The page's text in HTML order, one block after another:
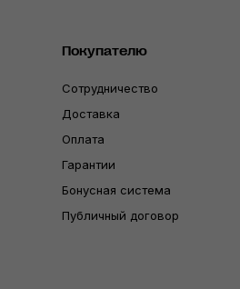
Покупателю
Сотрудничество
Доставка
Оплата
Гарантии
Бонусная система
Публичный договор